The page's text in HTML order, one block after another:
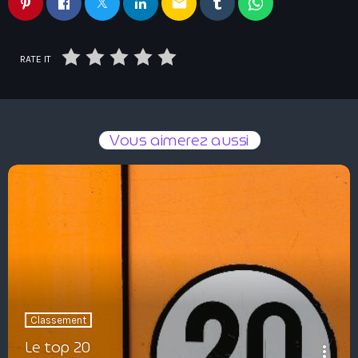
RATE IT
Vous aimerez aussi
Classement
Le top 20 more_vert